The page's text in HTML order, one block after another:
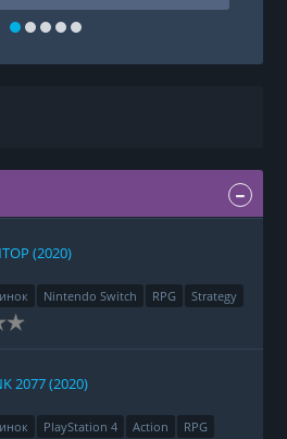
(2020)
Nintendo Switch RPG Strategy
2077 (2020)
PlayStation 4 Action
RPG